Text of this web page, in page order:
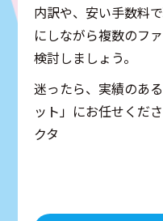
内訳や、安い手数料
にしながら複数のフ
検討しましょう。
迷ったら、実績のあ
ット」にお任せくだ
クタ